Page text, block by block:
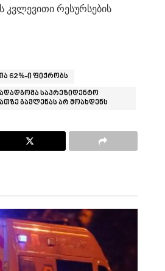
კვლევითი რესურსების
62%-ი ფიქრობს
საპრეზიდენტო
გავლენას არ მოახდენს